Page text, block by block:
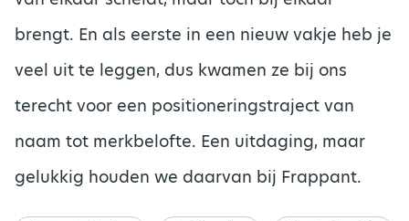
brengt. En als eerste in een nieuw vakje heb je
veel uit te leggen, dus kwamen ze bij ons
terecht voor een positioneringstraject van
naam tot merkbelofte. Een uitdaging, maar
gelukkig houden we daarvan bij Frappant.